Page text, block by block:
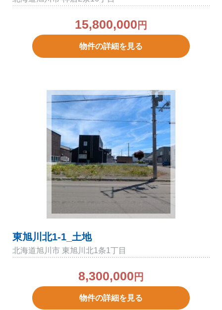
15,800,000 円
物件の詳細を見る
東旭川北1-1_土地
北海道旭川市 東旭川北1条1丁目
8,300,000 円
物件の詳細を見る